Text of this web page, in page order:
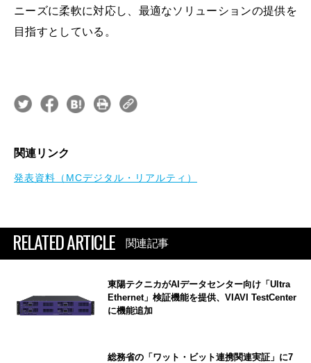
ニーズに柔軟に対応し、最適なソリューションの提供を
目指すとしている。
関連リンク
発表資料（MCデジタル・リアルティ）
RELATED ARTICLE 関連記事
東陽テクニカがAIデータセンター向け「Ultra
Ethernet」検証機能を提供、VIAVI TestCenter
に機能追加
総務省の「ワット・ビット連携関連実証」に7